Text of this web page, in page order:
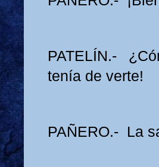
PATELÍN.-
tenía de verte!
PAÑERO.- La